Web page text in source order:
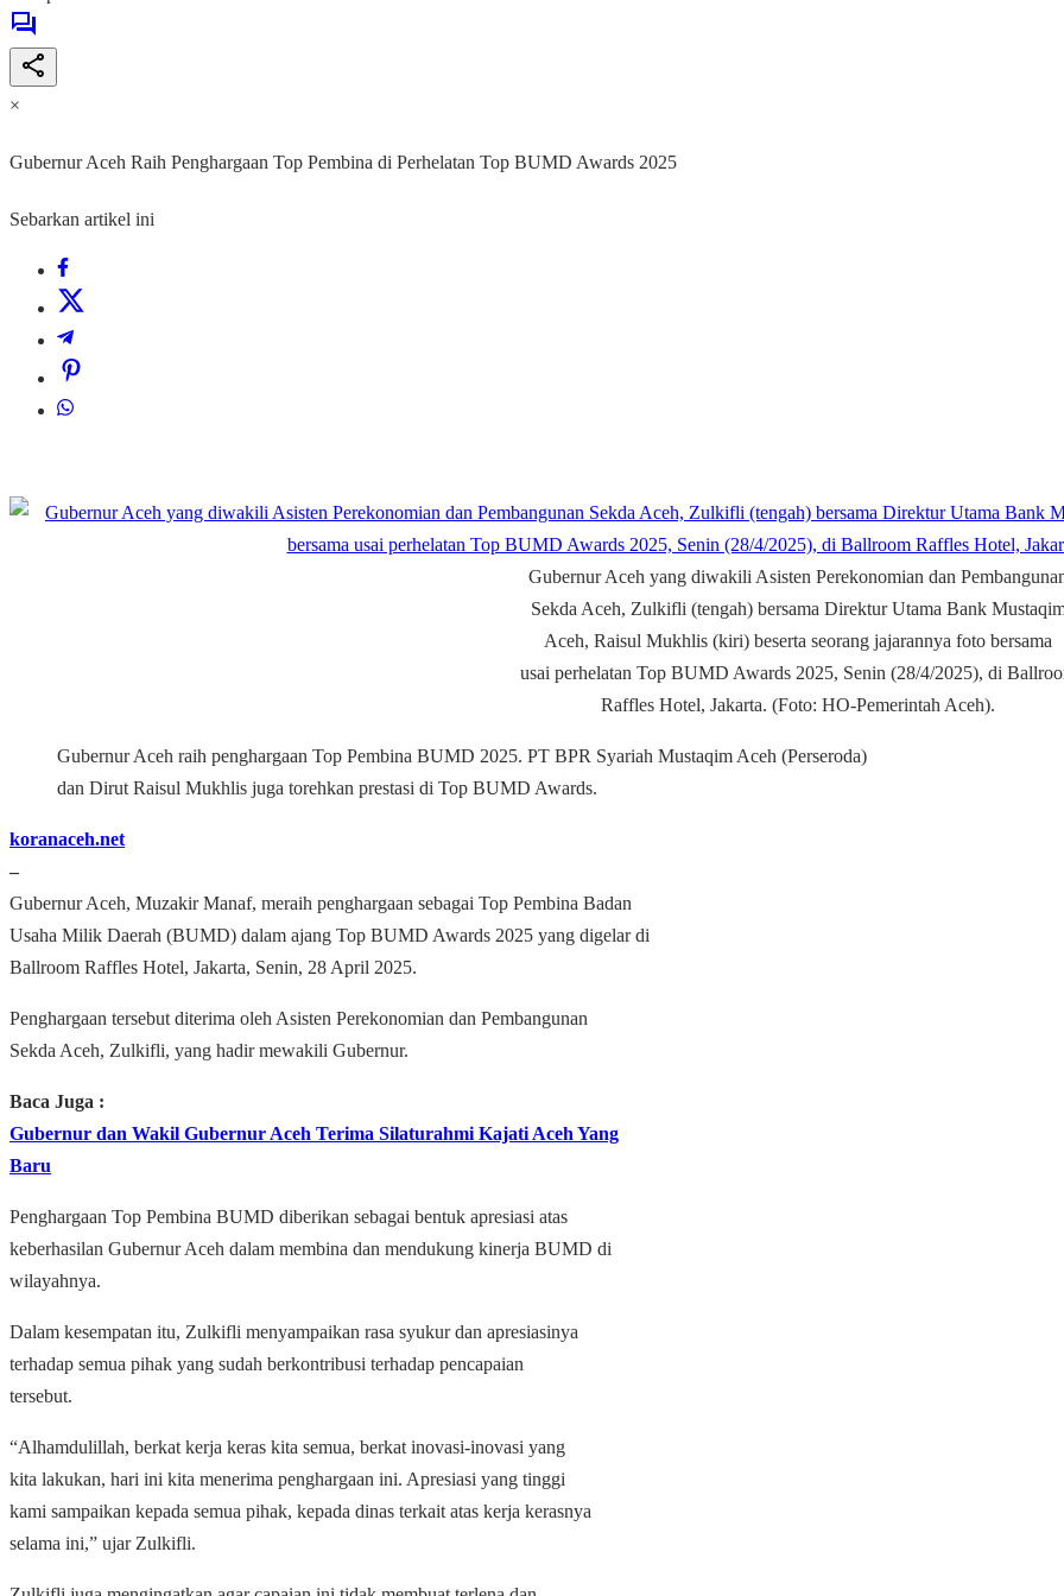
×
Gubernur Aceh Raih Penghargaan Top Pembina di Perhelatan Top BUMD Awards 2025
Sebarkan artikel ini
Gubernur Aceh yang diwakili Asisten Perekonomian dan
Sekda Aceh, Zulkifli (tengah) bersama Direktur Utama Bank
Aceh, Raisul Mukhlis (kiri) beserta seorang jajarannya foto bersama
usai perhelatan Top BUMD Awards 2025, Senin (28/4/2025), di
Raffles Hotel, Jakarta. (Foto: HO-Pemerintah Aceh).
Gubernur Aceh raih penghargaan Top Pembina BUMD 2025. PT BPR Syariah Mustaqim Aceh (Perseroda)
dan Dirut Raisul Mukhlis juga torehkan prestasi di Top BUMD Awards.
koranaceh.net
–
Gubernur Aceh, Muzakir Manaf, meraih penghargaan sebagai Top Pembina Badan
Usaha Milik Daerah (BUMD) dalam ajang Top BUMD Awards 2025 yang digelar di
Ballroom Raffles Hotel, Jakarta, Senin, 28 April 2025.
Penghargaan tersebut diterima oleh Asisten Perekonomian dan Pembangunan
Sekda Aceh, Zulkifli, yang hadir mewakili Gubernur.
Baca Juga :
Gubernur dan Wakil Gubernur Aceh Terima Silaturahmi Kajati Aceh Yang
Baru
Penghargaan Top Pembina BUMD diberikan sebagai bentuk apresiasi atas
keberhasilan Gubernur Aceh dalam membina dan mendukung kinerja BUMD di
wilayahnya.
Dalam kesempatan itu, Zulkifli menyampaikan rasa syukur dan apresiasinya
terhadap semua pihak yang sudah berkontribusi terhadap pencapaian
tersebut.
“Alhamdulillah, berkat kerja keras kita semua, berkat inovasi-inovasi yang
kita lakukan, hari ini kita menerima penghargaan ini. Apresiasi yang tinggi
kami sampaikan kepada semua pihak, kepada dinas terkait atas kerja kerasnya
selama ini,” ujar Zulkifli.